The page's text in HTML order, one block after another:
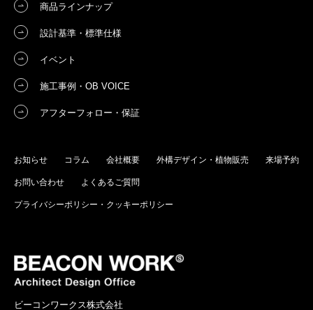
ビーコンワークス株式会社
商品ラインナップ
設計基準・標準仕様
イベント
施工事例・OB VOICE
アフターフォロー・保証
お知らせ コラム 会社概要 外構デザイン・植物販売 来場予約
お問い合わせ よくあるご質問
プライバシーポリシー・クッキーポリシー